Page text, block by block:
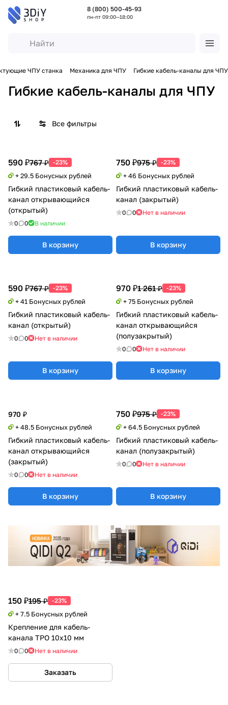
8 (800) 500-45-93
пн-пт 09:00—18:00
ЧПУ станка Механика для ЧПУ Гибкие кабель-каналы для ЧПУ
Гибкие кабель-каналы для ЧПУ
Все фильтры
590 ₽767 ₽ -23%
+ 29.5 Бонусных рублей
Гибкий пластиковый кабель-
канал открывающийся
(открытый)
0 0 В наличии
В корзину
750 ₽975 ₽ -23%
+ 46 Бонусных рублей
Гибкий пластиковый кабель-
канал (закрытый)
0 0 Нет в наличии
В корзину
590 ₽767 ₽ -23%
+ 41 Бонусных рублей
Гибкий пластиковый кабель-
канал (открытый)
0 0 Нет в наличии
В корзину
970 ₽1 261 ₽ -23%
+ 75 Бонусных рублей
Гибкий пластиковый кабель-
канал открывающийся
(полузакрытый)
0 0 Нет в наличии
В корзину
970 ₽
+ 48.5 Бонусных рублей
Гибкий пластиковый кабель-
канал открывающийся
(закрытый)
0 0 Нет в наличии
В корзину
750 ₽975 ₽ -23%
+ 64.5 Бонусных рублей
Гибкий пластиковый кабель-
канал (полузакрытый)
0 0 Нет в наличии
В корзину
150 ₽195 ₽ -23%
+ 7.5 Бонусных рублей
Крепление для кабель-
канала ТРО 10х10 мм
0 0 Нет в наличии
Заказать